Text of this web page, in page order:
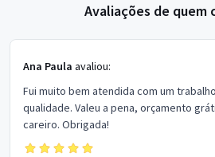
Avaliações de quem
Ana Paula avaliou:
Fui muito bem atendida com um
qualidade. Valeu a pena, orçamento
careiro. Obrigada!